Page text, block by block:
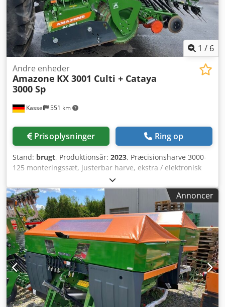
1 / 6
Kassel 551 km
Andre enheder
Amazone KX 3001 Culti + Cataya
3000 Sp
Prisoplysninger Ring op
Stand: brugt, Produktionsår: 2023, Præcisionsharve 3000-
125 monteringssæt, justerbar harve, ekstra / elektronisk
spormarkør 3000 AmaDrill 2 til Cataya, radarsensor /
international, analog driftspositionssensor, elektrisk
sporveksel / styreventil og hydraulisk sporstyring.
Dedpotgpggofx Ah Rjck
Annoncer